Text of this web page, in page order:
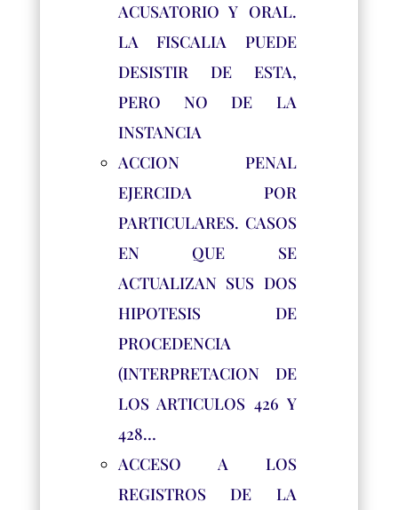
ACUSATORIO Y ORAL.
LA FISCALIA PUEDE
DESISTIR DE ESTA,
PERO NO DE LA
INSTANCIA
ACCION PENAL
EJERCIDA POR
PARTICULARES. CASOS
EN QUE SE
ACTUALIZAN SUS DOS
HIPOTESIS DE
PROCEDENCIA
(INTERPRETACION DE
LOS ARTICULOS 426 Y
428…
ACCESO A LOS
REGISTROS DE LA